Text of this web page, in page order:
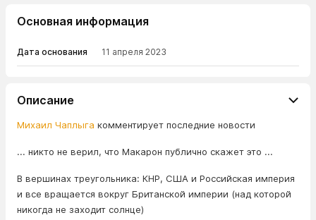
Основная информация
Дата основания 11 апреля 2023
Описание
Михаил Чаплыга комментирует последние новости
... никто не верил, что Макарон публично скажет это ...
В вершинах треугольника: КНР, США и Российская империя
и все вращается вокруг Британской империи (над которой
никогда не заходит солнце)